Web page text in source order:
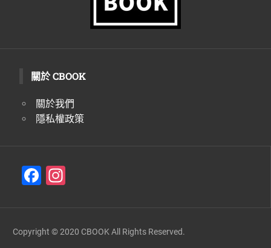
關於 CBOOK
關於我們
隱私權政策
F
e
gr
Copyright © 2020 CBOOK All Rights Reserved.